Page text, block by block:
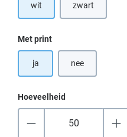
wit zwart(Deze optie
Selecteer
Met print
ja nee
Hoeveelheid